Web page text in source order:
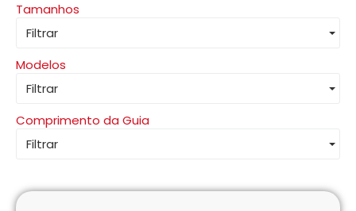
Tamanhos
Filtrar
Modelos
Filtrar
Comprimento da Guia
Filtrar